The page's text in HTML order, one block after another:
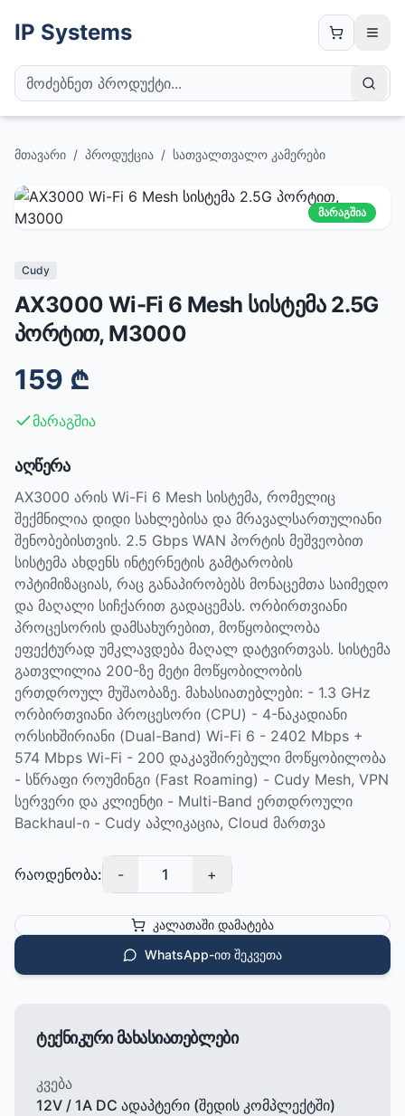
IP Systems
მთავარი / პროდუქცია / სათვალთვალო კამერები
მარაგშია
Cudy
AX3000 Wi-Fi 6 Mesh სისტემა 2.5G
პორტით, M3000
159 ₾
მარაგშია
აღწერა
AX3000 არის Wi-Fi 6 Mesh სისტემა, რომელიც
შექმნილია დიდი სახლებისა და მრავალსართულიანი
შენობებისთვის. 2.5 Gbps WAN პორტის მეშვეობით
სისტემა ახდენს ინტერნეტის გამტარობის
ოპტიმიზაციას, რაც განაპირობებს მონაცემთა საიმედო
და მაღალი სიჩქარით გადაცემას. ორბირთვიანი
პროცესორის დამსახურებით, მოწყობილობა
ეფექტურად უმკლავდება მაღალ დატვირთვას. სისტემა
გათვლილია 200-ზე მეტი მოწყობილობის
ერთდროულ მუშაობაზე. მახასიათებლები: - 1.3 GHz
ორბირთვიანი პროცესორი (CPU) - 4-ნაკადიანი
ორსიხშირიანი (Dual-Band) Wi-Fi 6 - 2402 Mbps +
574 Mbps Wi-Fi - 200 დაკავშირებული მოწყობილობა
- სწრაფი როუმინგი (Fast Roaming) - Cudy Mesh, VPN
სერვერი და კლიენტი - Multi-Band ერთდროული
Backhaul-ი - Cudy აპლიკაცია, Cloud მართვა
რაოდენობა: - 1 +
კალათაში დამატება
WhatsApp-ით შეკვეთა
ტექნიკური მახასიათებლები
კვება
12V / 1A DC ადაპტერი (შედის კომპლექტში)